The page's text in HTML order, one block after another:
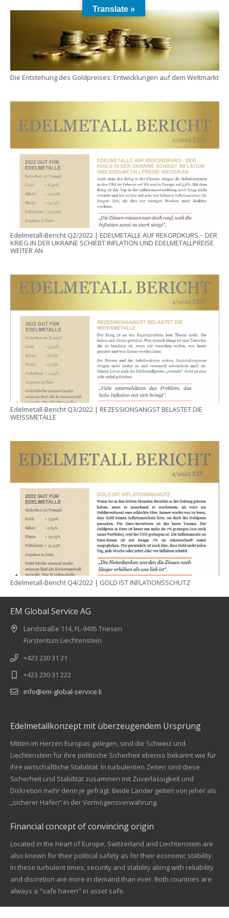
Die Entstehung des Goldpreises: Entwicklungen auf dem Weltmarkt
Edelmetall-Bericht Q2/2022 | EDELMETALLE AUF REKORDKURS – DER
KRIEG IN DER UKRAINE SCHIEBT INFLATION UND EDELMETALLPREISE
WEITER AN
Edelmetall-Bericht Q3/2022 | REZESSIONSANGST BELASTET DIE
WEISSMETALLE
Edelmetall-Bericht Q4/2022 | GOLD IST INFLATIONSSCHUTZ
EM Global Service AG
Landstraße 114, FL-9495 Triesen
Fürstentum Liechtenstein
+423 230 31 21
+423 230 31 222
info@em-global-service.li
Edelmetallkonzept mit überzeugendem Ursprung
Mitten im Herzen Europas gelegen, sind die Schweiz und
Liechtenstein für ihre politische Sicherheit ebenso bekannt wie für
ihre wirtschaftliche Stabilität. In turbulenten Zeiten sind diese
Sicherheit und Stabilität zusammen mit Zuverlässigkeit und
Diskretion mehr denn je gefragt. Beide Länder gelten von jeher als
„sicherer Hafen“ in der Vermögensverwahrung.
Financial concept of convincing origin
Located in the heart of Europe, Switzerland and Liechtenstein are
also known for their political safety as for their economic stability.
In these turbulent times, security and stability along with reliability
and discretion are more in demand than ever. Both countries are
always a "safe haven" in asset safe.
Translate »
Kundenbewertungen und Erfahrungen zu
EM Global Service AG
99%